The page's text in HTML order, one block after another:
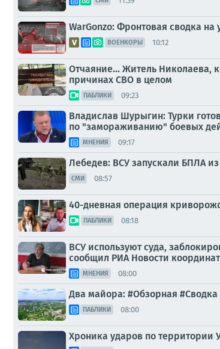
WarGonzo: Фронтовая сводка на
ВОЕНКОРЫ 10:12
Отчаяние... Житель Николаева,
причинах СВО в целом
ПАБЛИКИ 09:23
Владислав Шурыгин: Турки
по "замораживанию" боевых
МНЕНИЯ 09:17
Лебедев: ВСУ запускали БПЛА
СМИ 08:57
40-дневная операция
ПАБЛИКИ 08:18
ВСУ используют суда,
сообщил РИА Новости
МНЕНИЯ 08:00
Два майора: #Обзорная #Сводка
ПАБЛИКИ 08:00
Хроника ударов по территории